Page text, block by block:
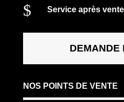
$ Service après vente
DEMANDE
NOS POINTS DE VENTE